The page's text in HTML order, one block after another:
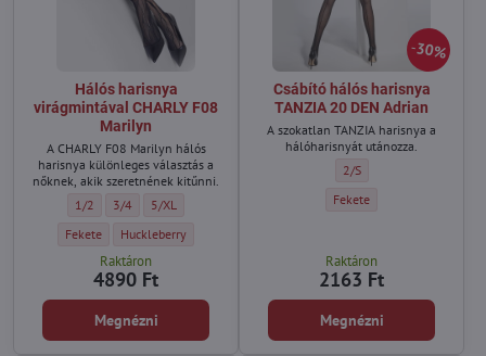
Hálós harisnya
virágmintával CHARLY F08
Marilyn
A CHARLY F08 Marilyn hálós
harisnya különleges választás a
nőknek, akik szeretnének kitűnni.
Hálós harisnya virágmintával CHARLY F08 Marilyn - Méret:
1/2 Hálós harisnya virágmintával CHARLY F08 Marilyn - Méret:
3/4 Hálós harisnya virágmintával CHARLY F08 Marilyn - Méret:
5/XL
Hálós harisnya virágmintával CHARLY F08 Marilyn - Szín:
Fekete Hálós harisnya virágmintával CHARLY F08 Marilyn - Szín:
Huckleberry
Raktáron
4890 Ft
Megnézni
30%
Csábító hálós harisnya
TANZIA 20 DEN Adrian
A szokatlan TANZIA harisnya a
hálóharisnyát utánozza.
Csábító hálós harisnya
2/S
Csábító hálós harisnya
Fekete
Raktáron
2163 Ft
Megnézni